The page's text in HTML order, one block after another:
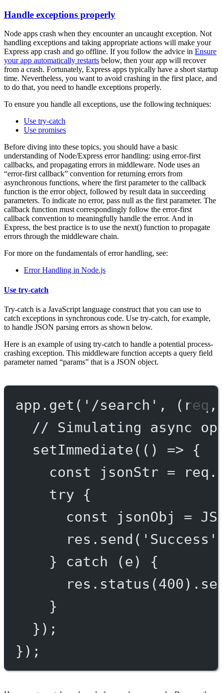
Handle exceptions properly
Node apps crash when they encounter an uncaught exception. Not
handling exceptions and taking appropriate actions will make your
Express app crash and go offline. If you follow the advice in Ensure
your app automatically restarts below, then your app will recover
from a crash. Fortunately, Express apps typically have a short startup
time. Nevertheless, you want to avoid crashing in the first place, and
to do that, you need to handle exceptions properly.
To ensure you handle all exceptions, use the following techniques:
Use try-catch
Use promises
Before diving into these topics, you should have a basic
understanding of Node/Express error handling: using error-first
callbacks, and propagating errors in middleware. Node uses an
“error-first callback” convention for returning errors from
asynchronous functions, where the first parameter to the callback
function is the error object, followed by result data in succeeding
parameters. To indicate no error, pass null as the first parameter. The
callback function must correspondingly follow the error-first
callback convention to meaningfully handle the error. And in
Express, the best practice is to use the next() function to propagate
errors through the middleware chain.
For more on the fundamentals of error handling, see:
Error Handling in Node.js
Use try-catch
Try-catch is a JavaScript language construct that you can use to
catch exceptions in synchronous code. Use try-catch, for example,
to handle JSON parsing errors as shown below.
Here is an example of using try-catch to handle a potential process-
crashing exception. This middleware function accepts a query field
parameter named “params” that is a JSON object.
app. get ( '/search' , ( req
// Simulating async
setImmediate(() => {
const
jsonStr =
try {
const
jsonObj =
res. send ( 'Success'
} catch (e) {
res. status (400 ).
}
});
});